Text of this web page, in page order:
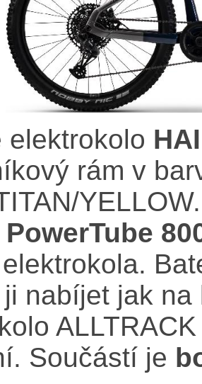
elektrokolo
rám v
nabíjet jak
Součástí je